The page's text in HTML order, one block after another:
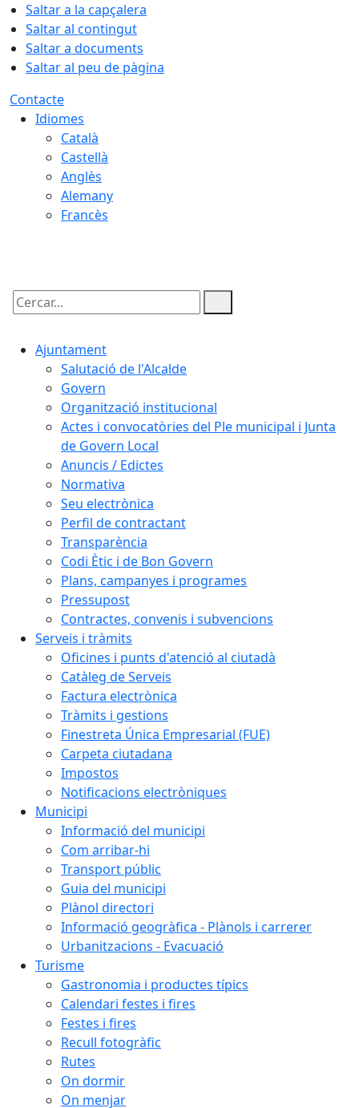
Saltar a la capçalera
Saltar al contingut
Saltar a documents
Saltar al peu de pàgina
Contacte
Idiomes
Català
Castellà
Anglès
Alemany
Francès
Cercar:
Ajuntament
Salutació de l'Alcalde
Govern
Organització institucional
Actes i convocatòries del Ple municipal i Junta
de Govern Local
Anuncis / Edictes
Normativa
Seu electrònica
Perfil de contractant
Transparència
Codi Ètic i de Bon Govern
Plans, campanyes i programes
Pressupost
Contractes, convenis i subvencions
Serveis i tràmits
Oficines i punts d'atenció al ciutadà
Catàleg de Serveis
Factura electrònica
Tràmits i gestions
Finestreta Única Empresarial (FUE)
Carpeta ciutadana
Impostos
Notificacions electròniques
Municipi
Informació del municipi
Com arribar-hi
Transport públic
Guia del municipi
Plànol directori
Informació geogràfica - Plànols i carrerer
Urbanitzacions - Evacuació
Turisme
Gastronomia i productes típics
Calendari festes i fires
Festes i fires
Recull fotogràfic
Rutes
On dormir
On menjar